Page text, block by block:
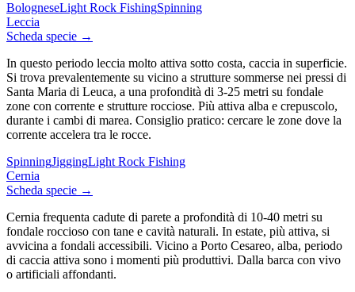
BologneseLight Rock FishingSpinning
Leccia
Scheda specie →
In questo periodo leccia molto attiva sotto costa, caccia in superficie.
Si trova prevalentemente su vicino a strutture sommerse nei pressi di
Santa Maria di Leuca, a una profondità di 3-25 metri su fondale
zone con corrente e strutture rocciose. Più attiva alba e crepuscolo,
durante i cambi di marea. Consiglio pratico: cercare le zone dove la
corrente accelera tra le rocce.
SpinningJiggingLight Rock Fishing
Cernia
Scheda specie →
Cernia frequenta cadute di parete a profondità di 10-40 metri su
fondale roccioso con tane e cavità naturali. In estate, più attiva, si
avvicina a fondali accessibili. Vicino a Porto Cesareo, alba, periodo
di caccia attiva sono i momenti più produttivi. Dalla barca con vivo
o artificiali affondanti.